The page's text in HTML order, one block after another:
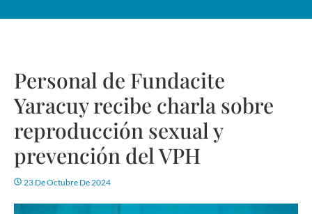
Personal de Fundacite
Yaracuy recibe charla sobre
reproducción sexual y
prevención del VPH
23 De Octubre De 2024